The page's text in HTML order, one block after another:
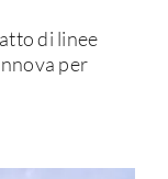
di linee
per